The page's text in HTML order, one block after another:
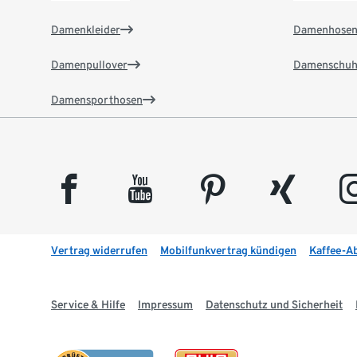
Damenkleider
Damenpullover
Damensporthosen
Damenhosen
facebook youtube pinterest xing
Vertrag widerrufen Mobilfunkvertrag kündigen Kaffee-
Service & Hilfe Impressum Datenschutz und Sicherheit